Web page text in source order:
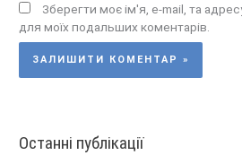
Зберегти моє ім'я, e-mail, та
для моїх подальших коментарів.
Останні публікації